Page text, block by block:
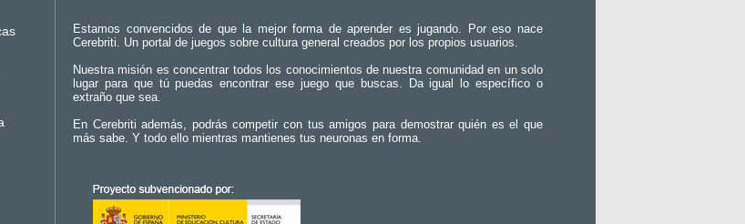
Estamos convencidos de que la mejor forma de aprender es jugando. Por eso nace
Cerebriti. Un portal de juegos sobre cultura general creados por los propios usuarios.
Nuestra misión es concentrar todos los conocimientos de nuestra comunidad en un solo
lugar para que tú puedas encontrar ese juego que buscas. Da igual lo específico o
extraño que sea.
En Cerebriti además, podrás competir con tus amigos para demostrar quién es el que
más sabe. Y todo ello mientras mantienes tus neuronas en forma.